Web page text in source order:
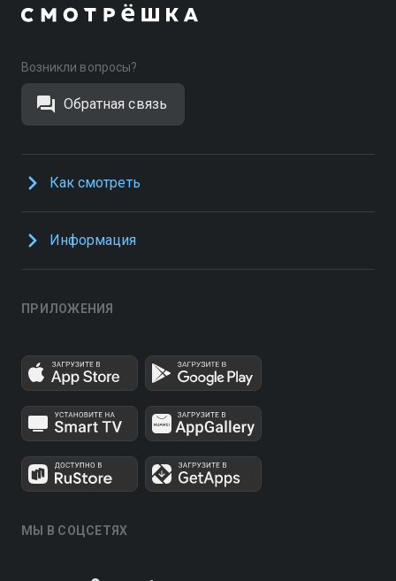
Возникли вопросы?
Обратная связь
Как смотреть
Информация
ПРИЛОЖЕНИЯ
МЫ В СОЦСЕТЯХ